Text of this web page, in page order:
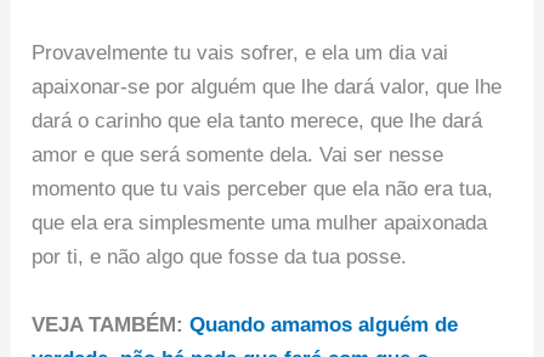
Provavelmente tu vais sofrer, e ela um dia vai
apaixonar-se por alguém que lhe dará valor, que lhe
dará o carinho que ela tanto merece, que lhe dará
amor e que será somente dela. Vai ser nesse
momento que tu vais perceber que ela não era tua,
que ela era simplesmente uma mulher apaixonada
por ti, e não algo que fosse da tua posse.
VEJA TAMBÉM: Quando amamos alguém de